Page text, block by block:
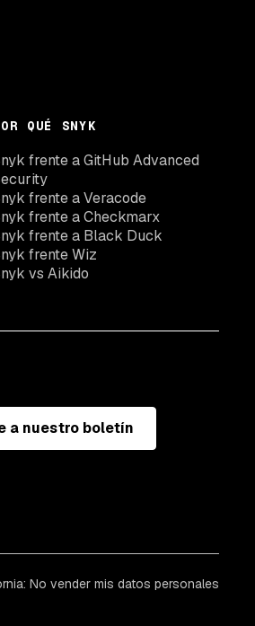
QUÉ SNYK
frente a GitHub Advanced
frente a Veracode
frente a Checkmarx
frente a Black Duck
frente Wiz
vs Aikido
a nuestro boletín
No vender mis datos personales